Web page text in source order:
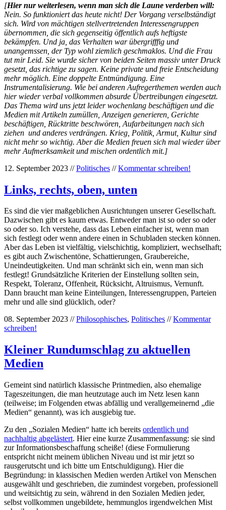
[Hier nur weiterlesen, wenn man sich die Laune verderben will:
Nein. So funktioniert das heute nicht! Der Vorgang verselbständigt
sich. Wird von mächtigen stellvertretenden Interessengruppen
übernommen, die sich gegenseitig öffentlich aufs heftigste
bekämpfen. Und ja, das Verhalten war übergrifffig und
unangemssen, der Typ wohl ziemlich geschmaklos. Und die Frau
tut mir Leid. Sie wurde sicher von beiden Seiten massiv unter Druck
gesetzt, das richtige zu sagen. Keine private und freie Entscheidung
mehr möglich. Eine doppelte Entmündigung. Eine
Instrumentalisierung. Wie bei anderen Aufregerthemen werden auch
hier wieder verbal vollkommen absurde Übertreibungen eingesetzt.
Das Thema wird uns jetzt leider wochenlang beschäftigen und die
Medien mit Artikeln zumüllen, Anzeigen generieren, Gerichte
beschäftigen, Rücktritte beschwören, Aufarbeitungen nach sich
ziehen und anderes verdrängen. Krieg, Politik, Armut, Kultur sind
nicht mehr so wichtig. Aber die Medien freuen sich mal wieder über
mehr Aufmerksamkeit und mischen ordentlich mit.]
12. September 2023 //Politisches //Kommentar schreiben!
Links, rechts, oben, unten
Es sind die vier maßgeblichen Ausrichtungen unserer Gesellschaft.
Dazwischen gibt es kaum etwas. Entweder man ist so oder so oder
so oder so. Ich verstehe, dass das Leben einfacher ist, wenn man
sich festlegt oder wenn andere einen in Schubladen stecken können.
Aber das Leben ist vielfältig, vielschichtig, kompliziert, wechselhaft;
es gibt auch Zwischentöne, Schattierungen, Graubereiche,
Uneindeutigkeiten. Und man schränkt sich ein, wenn man sich
festlegt! Grundsätzliche Kriterien der Einstellung sollten sein,
Respekt, Toleranz, Offenheit, Rücksicht, Altruismus, Vernunft.
Dann braucht man keine Einteilungen, Interessengruppen, Parteien
mehr und alle sind glücklich, oder?
08. September 2023 //Philosophisches, Politisches //Kommentar
schreiben!
Kleiner Rundumschlag zu aktuellen
Medien
Gemeint sind natürlich klassische Printmedien, also ehemalige
Tageszeitungen, die man heutzutage auch im Netz lesen kann
(teilweise; im Folgenden etwas abfällig und verallgemeinernd „die
Medien“ genannt), was ich ausgiebig tue.
Zu den „Sozialen Medien“ hatte ich bereits ordentlich und
nachhaltig abgelästert. Hier eine kurze Zusammenfassung: sie sind
zur Informationsbeschaffung scheiße! (diese Formulierung
entspricht nicht meinem üblichen Niveau und ist mir jetzt so
rausgerutscht und ich bitte um Entschuldigung). Hier die
Begründung: in klassischen Medien werden Artikel von Menschen
ausgewählt und geschrieben, die zumindest vorgeben, professionell
und weitsichtig zu sein, während in den Sozialen Medien jeder,
selbst vollkommen ungebildete, hemmunglos irgendwelchen Mist